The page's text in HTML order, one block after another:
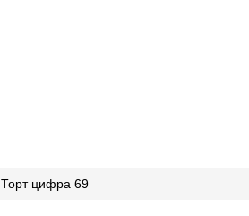
Торт цифра 69